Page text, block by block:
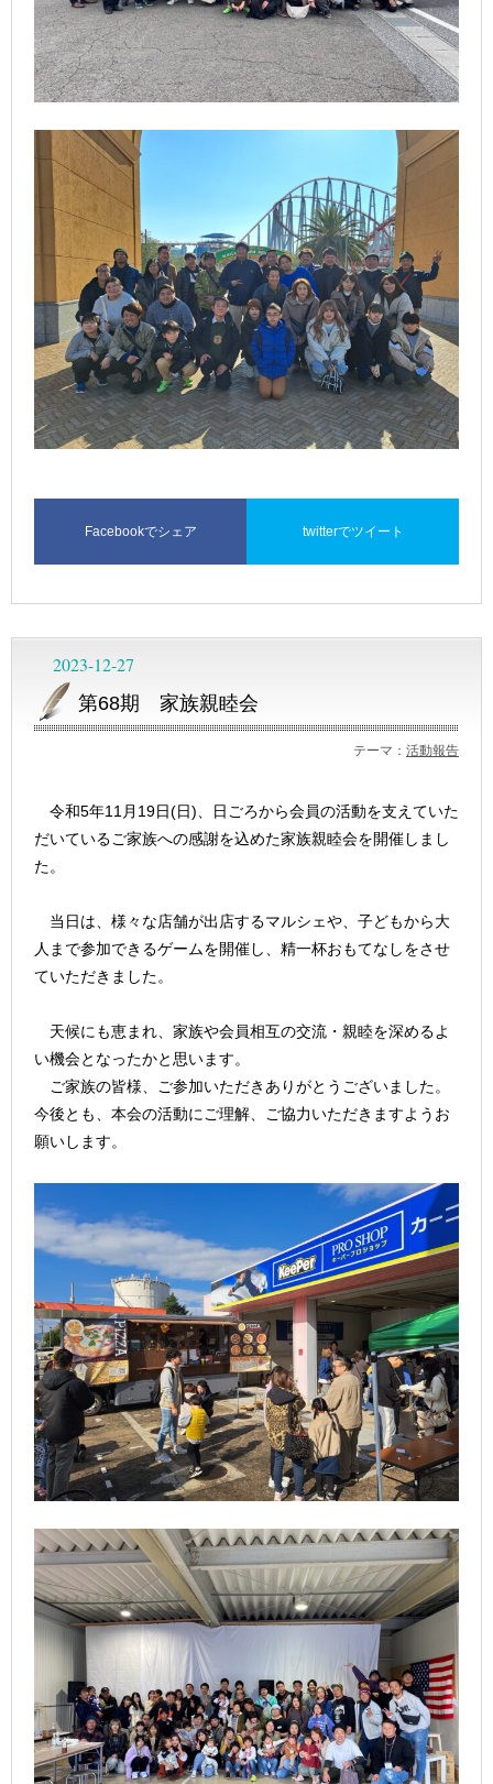
Facebookでシェア twitterでツイート
第68期 家族親睦会
2023-12-27
テーマ： 活動報告
令和5年11月19日(日)、日ごろから会員の活動を支えていた
だいているご家族への感謝を込めた家族親睦会を開催しまし
た。
当日は、様々な店舗が出店するマルシェや、子どもから大
人まで参加できるゲームを開催し、精一杯おもてなしをさせ
ていただきました。
天候にも恵まれ、家族や会員相互の交流・親睦を深めるよ
い機会となったかと思います。
ご家族の皆様、ご参加いただきありがとうございました。
今後とも、本会の活動にご理解、ご協力いただきますようお
願いします。